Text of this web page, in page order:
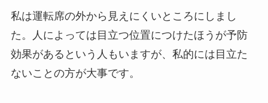
私は運転席の外から見えにくいところにしまし
た。人によっては目立つ位置につけたほうが予防
効果があるという人もいますが、私的には目立た
ないことの方が大事です。